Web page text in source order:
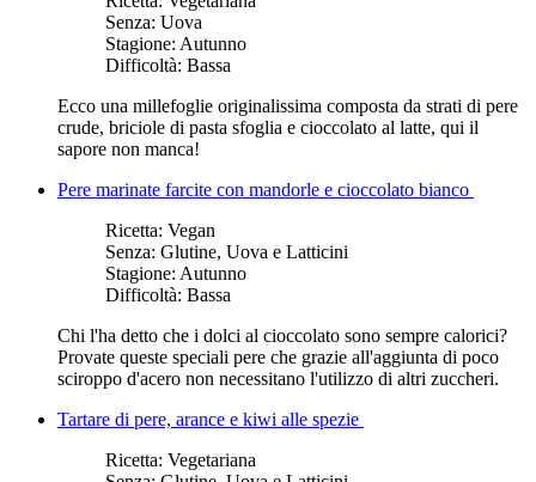
Senza: Uova
Stagione: Autunno
Difficoltà: Bassa
Ecco una millefoglie originalissima composta da strati di pere
crude, briciole di pasta sfoglia e cioccolato al latte, qui il
sapore non manca!
Pere marinate farcite con mandorle e cioccolato bianco
Ricetta: Vegan
Senza: Glutine, Uova e Latticini
Stagione: Autunno
Difficoltà: Bassa
Chi l'ha detto che i dolci al cioccolato sono sempre calorici?
Provate queste speciali pere che grazie all'aggiunta di poco
sciroppo d'acero non necessitano l'utilizzo di altri zuccheri.
Tartare di pere, arance e kiwi alle spezie
Ricetta: Vegetariana